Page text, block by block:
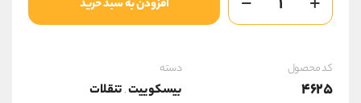
است.
دایجستیو
ساده
افزودن به سبد خرید
کد محصول
4625
دسته
بیسکوییت,تنقلات